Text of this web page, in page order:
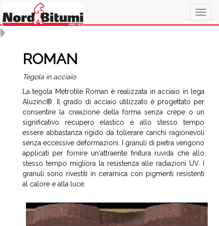
ROMAN
Tegola in acciaio
La tegola Metrotile Roman è realizzata in acciaio in lega
Aluzinc®. Il grado di acciaio utilizzato è progettato per
consentire la creazione della forma senza crepe o un
significativo recupero elastico e allo stesso tempo
essere abbastanza rigido da tollerare carichi ragionevoli
senza eccessive deformazioni. I granuli di pietra vengono
applicati per fornire un'attraente finitura ruvida che allo
stesso tempo migliora la resistenza alle radiazioni UV. I
granuli sono rivestiti in ceramica con pigmenti resistenti
al calore e alla luce.